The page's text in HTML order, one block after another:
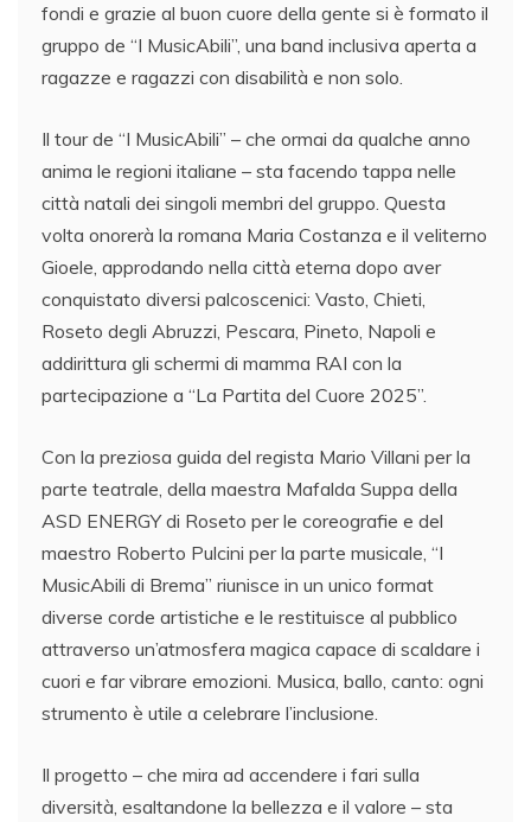
fondi e grazie al buon cuore della gente si è formato il
gruppo de “I MusicAbili”, una band inclusiva aperta a
ragazze e ragazzi con disabilità e non solo.
Il tour de “I MusicAbili” – che ormai da qualche anno
anima le regioni italiane – sta facendo tappa nelle
città natali dei singoli membri del gruppo. Questa
volta onorerà la romana Maria Costanza e il veliterno
Gioele, approdando nella città eterna dopo aver
conquistato diversi palcoscenici: Vasto, Chieti,
Roseto degli Abruzzi, Pescara, Pineto, Napoli e
addirittura gli schermi di mamma RAI con la
partecipazione a “La Partita del Cuore 2025”.
Con la preziosa guida del regista Mario Villani per la
parte teatrale, della maestra Mafalda Suppa della
ASD ENERGY di Roseto per le coreografie e del
maestro Roberto Pulcini per la parte musicale, “I
MusicAbili di Brema” riunisce in un unico format
diverse corde artistiche e le restituisce al pubblico
attraverso un’atmosfera magica capace di scaldare i
cuori e far vibrare emozioni. Musica, ballo, canto: ogni
strumento è utile a celebrare l’inclusione.
Il progetto – che mira ad accendere i fari sulla
diversità, esaltandone la bellezza e il valore – sta